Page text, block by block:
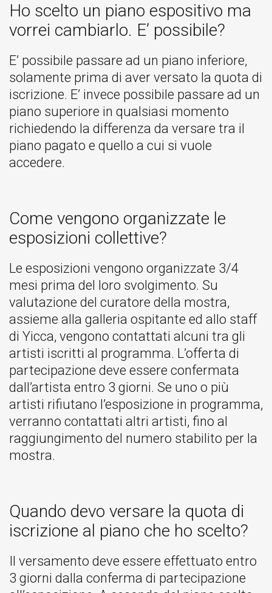
Ho scelto un piano espositivo ma
vorrei cambiarlo. E’ possibile?
E’ possibile passare ad un piano inferiore,
solamente prima di aver versato la quota di
iscrizione. E’ invece possibile passare ad un
piano superiore in qualsiasi momento
richiedendo la differenza da versare tra il
piano pagato e quello a cui si vuole
accedere.
Come vengono organizzate le
esposizioni collettive?
Le esposizioni vengono organizzate 3/4
mesi prima del loro svolgimento. Su
valutazione del curatore della mostra,
assieme alla galleria ospitante ed allo staff
di Yicca, vengono contattati alcuni tra gli
artisti iscritti al programma. L’offerta di
partecipazione deve essere confermata
dall’artista entro 3 giorni. Se uno o più
artisti rifiutano l’esposizione in programma,
verranno contattati altri artisti, fino al
raggiungimento del numero stabilito per la
mostra.
Quando devo versare la quota di
iscrizione al piano che ho scelto?
Il versamento deve essere effettuato entro
3 giorni dalla conferma di partecipazione